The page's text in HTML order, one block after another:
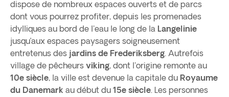
dispose de nombreux espaces ouverts et de parcs
dont vous pourrez profiter, depuis les promenades
idylliques au bord de l'eau le long de la Langelinie
jusqu’aux espaces paysagers soigneusement
entretenus des jardins de Frederiksberg. Autrefois
village de pêcheurs viking, dont l'origine remonte au
10e siècle, la ville est devenue la capitale du Royaume
du Danemark au début du 15e siècle. Les personnes